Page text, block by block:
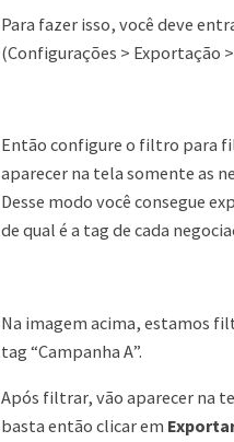
Para fazer isso, você deve
(Configurações > Exportação
Então configure o filtro para
aparecer na tela somente as
Desse modo você consegue
de qual é a tag de cada
Na imagem acima, estamos
tag “Campanha A”.
Após filtrar, vão aparecer na
basta então clicar em